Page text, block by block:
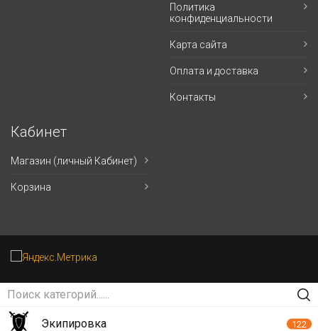
Политика
конфиденциальности
Карта сайта
Оплата и доставка
Контакты
Кабинет
Магазин (личный Кабинет)
Корзина
Экипировка 122